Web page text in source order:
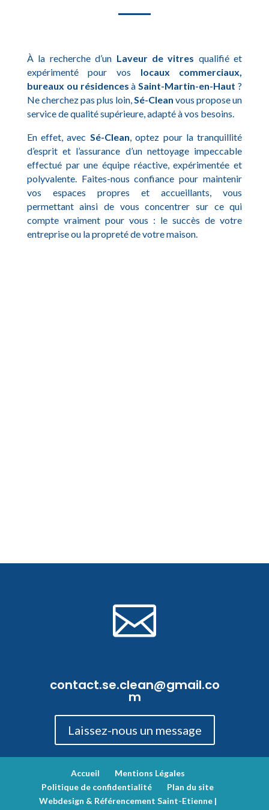
À la recherche d’un Laveur de vitres qualifié et
expérimenté pour vos locaux commerciaux,
bureaux ou résidences à Saint-Martin-en-Haut ?
Ne cherchez pas plus loin, Sé-Clean vous propose un
service de qualité supérieure, adapté à vos besoins.
En effet, avec Sé-Clean , optez pour la tranquillité
d’esprit et l’assurance d’un nettoyage impeccable
effectué par une équipe réactive, expérimentée et
polyvalente. Faites-nous confiance pour maintenir
vos espaces propres et accueillants, vous
permettant ainsi de vous concentrer sur ce qui
compte vraiment pour vous : le succès de votre
entreprise ou la propreté de votre maison.

contact.se.clean@gmail.co
m
Laissez-nous un message
Accueil
Mentions Légales
Politique de confidentialité
Plan du site
Webdesign & Référencement Saint-Etienne |